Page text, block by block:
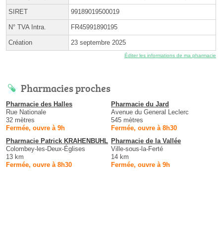
SIRET 99189019500019
N° TVA Intra. FR45991890195
Création 23 septembre 2025
Éditer les informations de ma pharmacie
Pharmacies proches
Pharmacie des Halles
Rue Nationale
32 mètres
Fermée, ouvre à 9h
Pharmacie du Jard
Avenue du General Leclerc
545 mètres
Fermée, ouvre à 8h30
Pharmacie Patrick KRAHENBUHL
Colombey-les-Deux-Églises
13 km
Fermée, ouvre à 8h30
Pharmacie de la Vallée
Ville-sous-la-Ferté
14 km
Fermée, ouvre à 9h